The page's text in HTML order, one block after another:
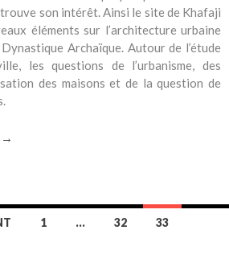
son intérêt. Ainsi le site de Khafaji
éléments sur l’architecture urbaine
Archaïque. Autour de l’étude
les questions de l’urbanisme, des
des maisons et de la question de
Stratigraphie et architecture dans la
→
1 … 32 33